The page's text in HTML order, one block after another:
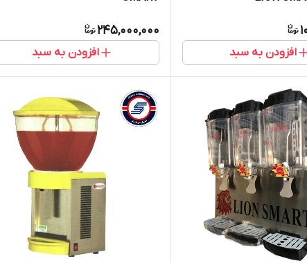
افزودن به سبد
245,000,000
افزودن به سبد